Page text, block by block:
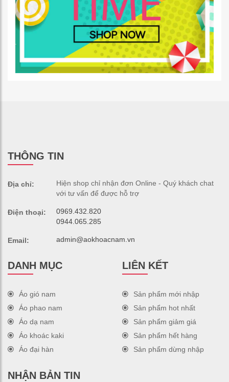
THÔNG TIN
Địa chỉ:
Hiện shop chỉ nhận đơn Online - Quý khách chat
với tư vấn để được hỗ trợ
Điện thoại:
0969.432.820
0944.065.285
Email: admin@aokhoacnam.vn
DANH MỤC
Áo gió nam
Áo phao nam
Áo dạ nam
Áo khoác kaki
Áo đại hàn
LIÊN KẾT
Sản phẩm mới nhập
Sản phẩm hot nhất
Sản phẩm giảm giá
Sản phẩm hết hàng
Sản phẩm dừng nhập
NHẬN BẢN TIN